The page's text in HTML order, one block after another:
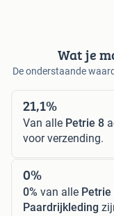
Wat je
De onderstaande
21,1%
Van alle Petrie 8
voor verzending.
0%
0% van alle Petrie
Paardrijkleding